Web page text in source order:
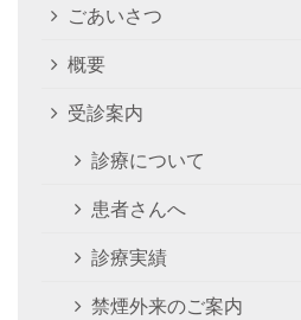
ごあいさつ
概要
受診案内
診療について
患者さんへ
診療実績
禁煙外来のご案内